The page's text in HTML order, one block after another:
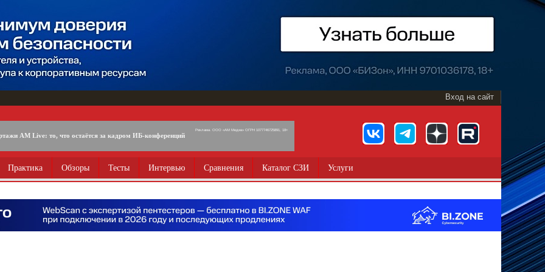
Вход на сайт
AM Live: то, что остаётся за кадром ИБ-конференций
Реклама. ООО «АМ Медиа» ОГРН 1077746725891, 18+
Практика Обзоры Тесты Интервью Сравнения Каталог СЗИ Услуги